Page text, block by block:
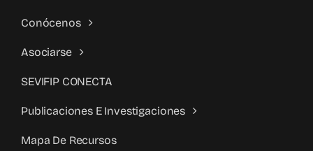
Conócenos
Asociarse
SEVIFIP CONECTA
Publicaciones E Investigaciones
Mapa De Recursos